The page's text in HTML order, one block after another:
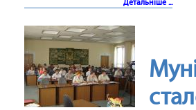
Детальніше ...